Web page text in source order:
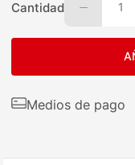
Cantidad 1
Medios de pago